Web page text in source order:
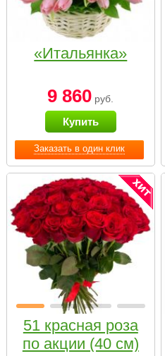
Заказать в один клик
«Итальянка»
9 860 руб.
Купить
51 красная роза
по акции (40 см)